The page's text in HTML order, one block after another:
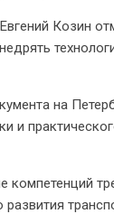
Козин
на
и